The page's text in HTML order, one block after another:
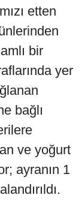
etten
bir
yer
bağlı
ve yoğurt
ayranın 1